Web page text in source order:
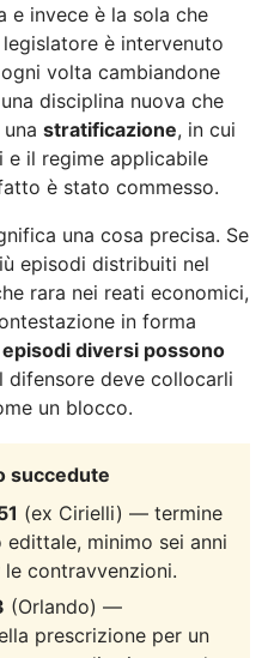
e invece è la sola che
è intervenuto
volta cambiandone
disciplina nuova che
stratificazione, in cui
il regime applicabile
è stato commesso.
una cosa precisa. Se
episodi distribuiti nel
rara nei reati economici,
in forma
episodi diversi possono
difensore deve collocarli
un blocco.
succedute
(ex Cirielli) — termine
minimo sei anni
contravvenzioni.
(Orlando) —
prescrizione per un